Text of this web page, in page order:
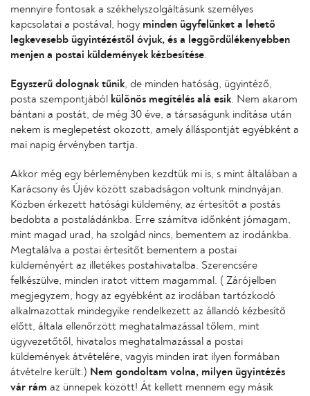
mennyire fontosak a székhelyszolgáltásunk személyes
kapcsolatai a postával, hogy minden ügyfelünket a lehető
legkevesebb ügyintézéstől óvjuk, és a leggördülékenyebben
menjen a postai küldemények kézbesítése
Egyszerű dolognak tűnik , de minden hatóság, ügyintéző,
posta szempontjából
különös megítélés alá esik . Nem akarom
bántani a postát, de még 30 éve, a társaságunk indítása után
nekem is meglepetést okozott, amely álláspontját egyébként a
mai napig érvényben tartja.
Akkor még egy bérleményben kezdtük mi is, s mint általában a
Karácsony és Újév között szabadságon voltunk mindnyájan.
Közben érkezett hatósági küldemény, az értesítőt a postás
bedobta a postaládánkba. Erre számítva időnként jómagam,
mint magad urad, ha szolgád nincs, bementem az irodánkba.
Megtalálva a postai értesítőt bementem a postai
küldeményért az illetékes postahivatalba. Szerencsére
felkészülve, minden iratot vittem magammal. ( Zárójelben
megjegyzem, hogy az egyébként az irodában tartózkodó
alkalmazottak mindegyike rendelkezett az állandó kézbesítő
előtt, általa ellenőrzött meghatalmazással tőlem, mint
ügyvezetőtől, hivatalos meghatalmazással a postai
küldemények átvételére, vagyis minden irat ilyen formában
átvételre került.) Nem gondoltam volna, milyen ügyintézés
vár rám az ünnepek között! Át kellett mennem egy másik